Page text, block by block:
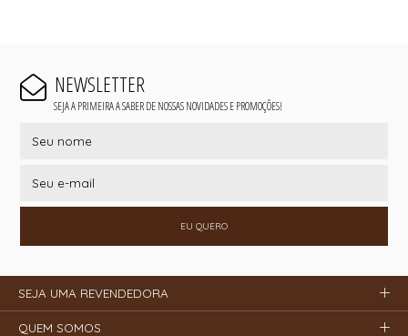
NEWSLETTER
SEJA A PRIMEIRA A SABER DE NOSSAS NOVIDADES E PROMOÇÕES!
EU QUERO
SEJA UMA REVENDEDORA
QUEM SOMOS